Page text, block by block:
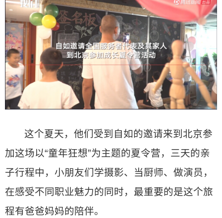
这个夏天，他们受到自如的邀请来到北京参
加这场以“童年狂想”为主题的夏令营，三天的亲
子行程中，小朋友们学摄影、当厨师、做演员，
在感受不同职业魅力的同时，最重要的是这个旅
程有爸爸妈妈的陪伴。